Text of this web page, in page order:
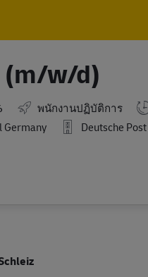
(m/w/d)
พนักงานปฏิบัติการ
Germany Deutsche Post